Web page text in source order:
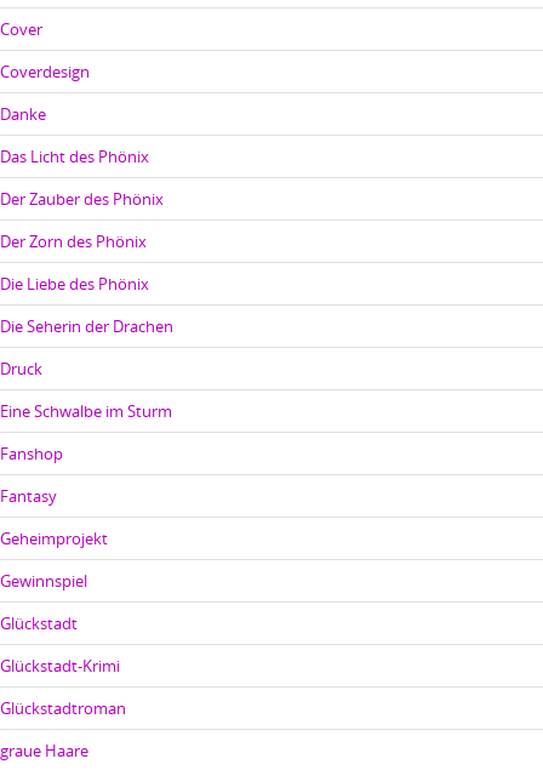
Cover
Coverdesign
Danke
Das Licht des Phönix
Der Zauber des Phönix
Der Zorn des Phönix
Die Liebe des Phönix
Die Seherin der Drachen
Druck
Eine Schwalbe im Sturm
Fanshop
Fantasy
Geheimprojekt
Gewinnspiel
Glückstadt
Glückstadt-Krimi
Glückstadtroman
graue Haare